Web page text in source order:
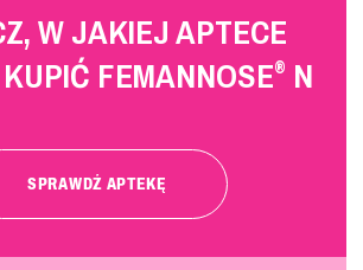
W JAKIEJ APTECE
FEMANNOSE® N
SPRAWDŹ APTEKĘ